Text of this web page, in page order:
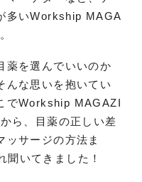
多いWorkship MAGA
薬を選んでいいのか
な思いを抱いてい
でWorkship MAGAZI
ら、目薬の正しい差
ッサージの方法ま
聞いてきました！